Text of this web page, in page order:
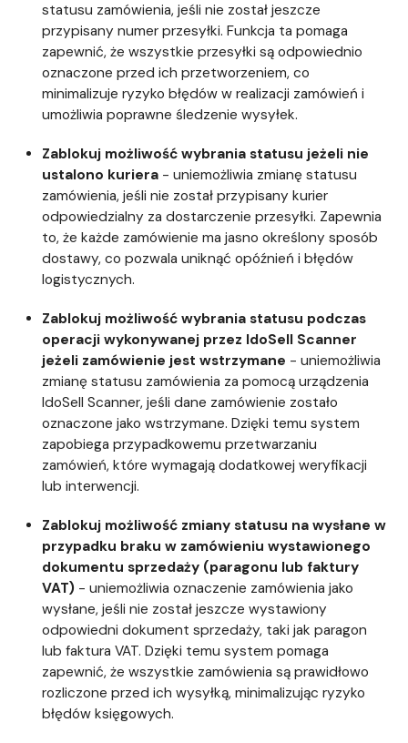
statusu zamówienia, jeśli nie został jeszcze
przypisany numer przesyłki. Funkcja ta pomaga
zapewnić, że wszystkie przesyłki są odpowiednio
oznaczone przed ich przetworzeniem, co
minimalizuje ryzyko błędów w realizacji zamówień i
umożliwia poprawne śledzenie wysyłek.
Zablokuj możliwość wybrania statusu jeżeli nie
ustalono kuriera - uniemożliwia zmianę statusu
zamówienia, jeśli nie został przypisany kurier
odpowiedzialny za dostarczenie przesyłki. Zapewnia
to, że każde zamówienie ma jasno określony sposób
dostawy, co pozwala uniknąć opóźnień i błędów
logistycznych.
Zablokuj możliwość wybrania statusu podczas
operacji wykonywanej przez IdoSell Scanner
jeżeli zamówienie jest wstrzymane - uniemożliwia
zmianę statusu zamówienia za pomocą urządzenia
IdoSell Scanner, jeśli dane zamówienie zostało
oznaczone jako wstrzymane. Dzięki temu system
zapobiega przypadkowemu przetwarzaniu
zamówień, które wymagają dodatkowej weryfikacji
lub interwencji.
Zablokuj możliwość zmiany statusu na wysłane w
przypadku braku w zamówieniu wystawionego
dokumentu sprzedaży (paragonu lub faktury
VAT) - uniemożliwia oznaczenie zamówienia jako
wysłane, jeśli nie został jeszcze wystawiony
odpowiedni dokument sprzedaży, taki jak paragon
lub faktura VAT. Dzięki temu system pomaga
zapewnić, że wszystkie zamówienia są prawidłowo
rozliczone przed ich wysyłką, minimalizując ryzyko
błędów księgowych.